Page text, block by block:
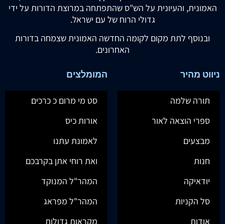
האמונית, והעיונית על הש"ס שהתפתחה במרוצת הדורות על ידי
גדולי הרוח של עם ישראל.
ובנוסף לתת מקום לקומה החדשה האמונית שצמחה בדורות
האחרונים.
ניווט מהיר
תורה שלמה
ספרי הוצאה לאור
מבצעים
חנות
יודאיקה
סל הקניות
אודות
המומלצים
סט מי מרום כ כרכים
אורות כיס
לאמונת עתנו
ואת רוחי אתן בקרבכם
המהר"ל המנוקד
המהר"ל מפראג
מקראות גדולות